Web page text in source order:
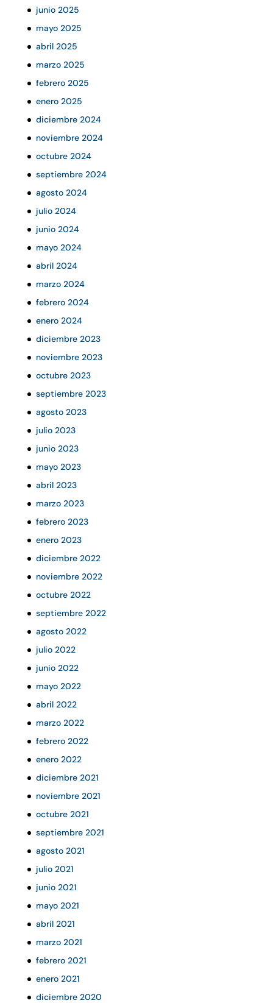
junio 2025
mayo 2025
abril 2025
marzo 2025
febrero 2025
enero 2025
diciembre 2024
noviembre 2024
octubre 2024
septiembre 2024
agosto 2024
julio 2024
junio 2024
mayo 2024
abril 2024
marzo 2024
febrero 2024
enero 2024
diciembre 2023
noviembre 2023
octubre 2023
septiembre 2023
agosto 2023
julio 2023
junio 2023
mayo 2023
abril 2023
marzo 2023
febrero 2023
enero 2023
diciembre 2022
noviembre 2022
octubre 2022
septiembre 2022
agosto 2022
julio 2022
junio 2022
mayo 2022
abril 2022
marzo 2022
febrero 2022
enero 2022
diciembre 2021
noviembre 2021
octubre 2021
septiembre 2021
agosto 2021
julio 2021
junio 2021
mayo 2021
abril 2021
marzo 2021
febrero 2021
enero 2021
diciembre 2020